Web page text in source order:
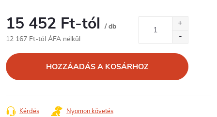
15 452 Ft-tól / db
12 167 Ft-tól ÁFA nélkül
HOZZÁADÁS A KOSÁRHOZ
Kérdés Nyomon követés